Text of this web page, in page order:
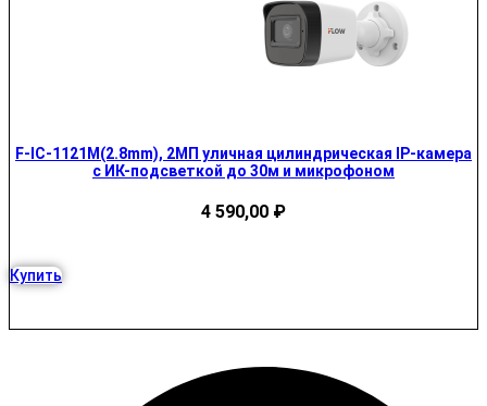
F-IC-1121M(2.8mm), 2МП уличная цилиндрическая IP-камера
с ИК-подсветкой до 30м и микрофоном
4 590,00 ₽
Купить